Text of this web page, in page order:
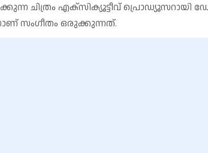
ചിത്രം എക്സിക്യൂട്ടീവ് പ്രൊഡ്യൂസറായി
സംഗീതം ഒരുക്കുന്നത്.